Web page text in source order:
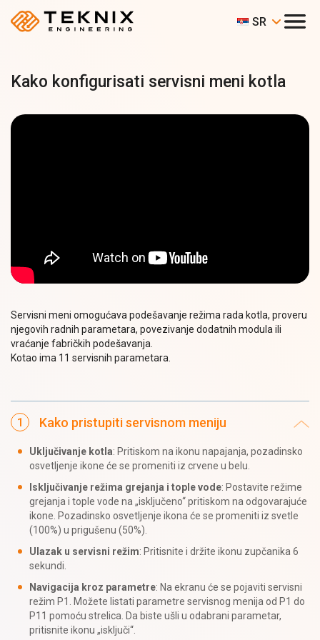
SR
Kako konfigurisati servisni meni kotla
Servisni meni omogućava podešavanje režima rada kotla, proveru
njegovih radnih parametara, povezivanje dodatnih modula ili
vraćanje fabričkih podešavanja.
Kotao ima 11 servisnih parametara.
Kako pristupiti servisnom meniju
Uključivanje kotla: Pritiskom na ikonu napajanja, pozadinsko
osvetljenje ikone će se promeniti iz crvene u belu.
Isključivanje režima grejanja i tople vode: Postavite režime
grejanja i tople vode na „isključeno“ pritiskom na odgovarajuće
ikone. Pozadinsko osvetljenje ikona će se promeniti iz svetle
(100%) u prigušenu (50%).
Ulazak u servisni režim: Pritisnite i držite ikonu zupčanika 6
sekundi.
Navigacija kroz parametre: Na ekranu će se pojaviti servisni
režim P1. Možete listati parametre servisnog menija od P1 do
P11 pomoću strelica. Da biste ušli u odabrani parametar,
pritisnite ikonu „isključi“.